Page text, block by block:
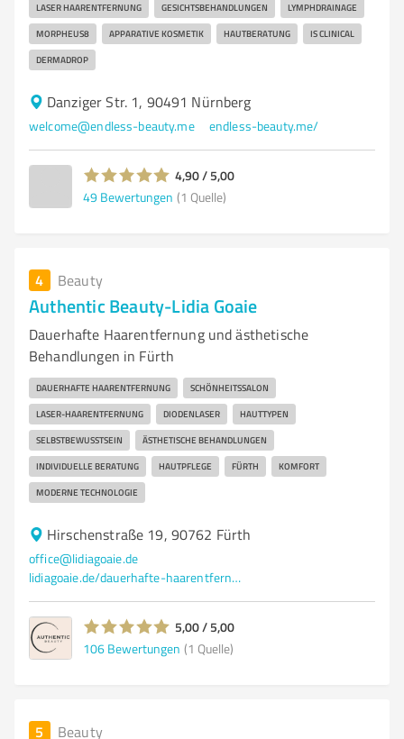
LASER HAARENTFERNUNG GESICHTSBEHANDLUNGEN LYMPHDRAINAGE
MORPHEUS8 APPARATIVE KOSMETIK HAUTBERATUNG IS CLINICAL
DERMADROP
Danziger Str. 1, 90491 Nürnberg
welcome@endless-beauty.me endless-beauty.me/
4,90 / 5,00
49 Bewertungen (1 Quelle)
4 Beauty
Authentic Beauty-Lidia Goaie
Dauerhafte Haarentfernung und ästhetische
Behandlungen in Fürth
DAUERHAFTE HAARENTFERNUNG SCHÖNHEITSSALON
LASER-HAARENTFERNUNG DIODENLASER HAUTTYPEN
SELBSTBEWUSSTSEIN ÄSTHETISCHE BEHANDLUNGEN
INDIVIDUELLE BERATUNG HAUTPFLEGE FÜRTH KOMFORT
MODERNE TECHNOLOGIE
Hirschenstraße 19, 90762 Fürth
office@lidiagoaie.de
lidiagoaie.de/dauerhafte-haarentfernung
5,00 / 5,00
106 Bewertungen (1 Quelle)
5 Beauty